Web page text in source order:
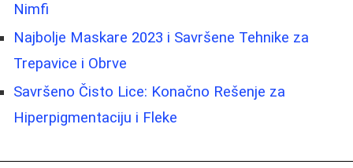
Nimfi
Najbolje Maskare 2023 i Savršene Tehnike za
Trepavice i Obrve
Savršeno Čisto Lice: Konačno Rešenje za
Hiperpigmentaciju i Fleke